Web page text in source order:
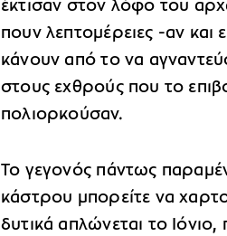
έκτισαν στον λόφο του
πουν λεπτομέρειες -αν
κάνουν από το να
στους εχθρούς που το
πολιορκούσαν.
Το γεγονός πάντως
κάστρου μπορείτε να
δυτικά απλώνεται το